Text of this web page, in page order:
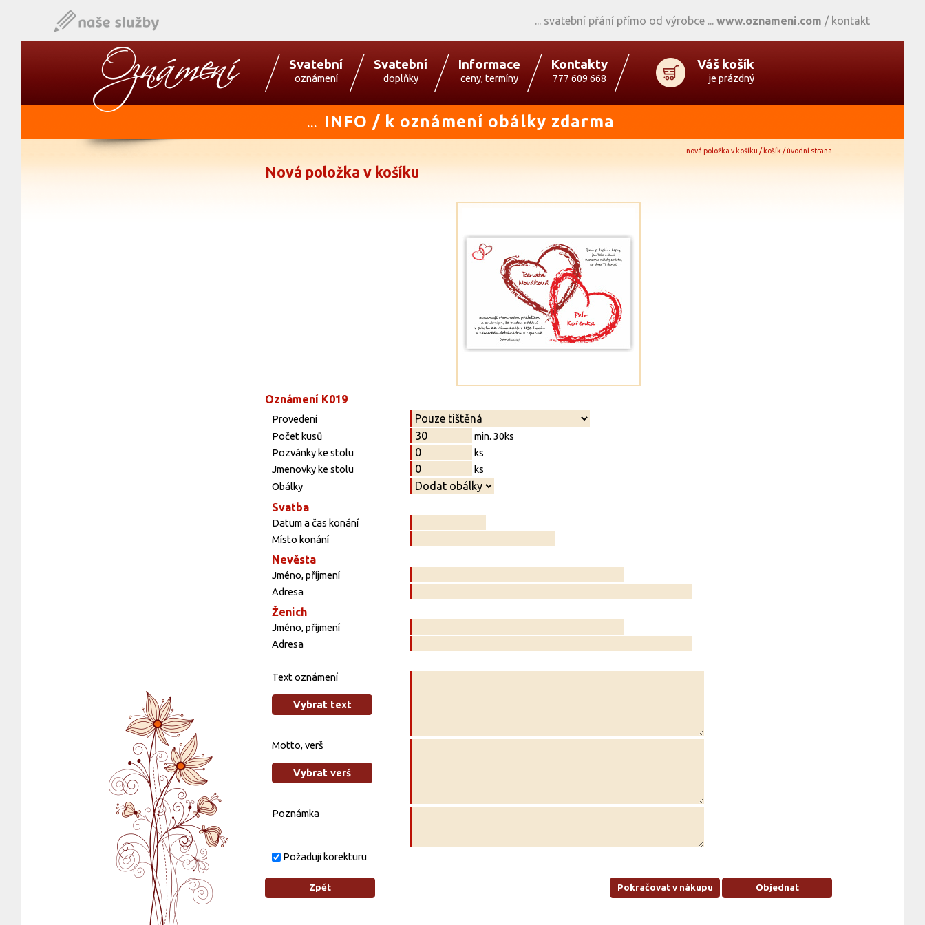
svatební přání přímo od výrobce www.oznameni.com / kontakt
Svatební
oznámení
Svatební
doplňky
Informace
ceny, termíny
Kontakty
777 609 668
Váš košík
je prázdný
... INFO / k oznámení obálky zdarma
nová položka v košíku / košík / úvodní strana
Nová položka v košíku
Oznámení K019
Provedení
Počet kusů
min. 30ks
Pozvánky ke stolu
ks
Jmenovky ke stolu
ks
Obálky
Svatba
Datum a čas konání
Místo konání
Nevěsta
Jméno, příjmení
Adresa
Ženich
Jméno, příjmení
Adresa
Text oznámení
Vybrat text
Motto, verš
Vybrat verš
Poznámka
Požaduji korekturu